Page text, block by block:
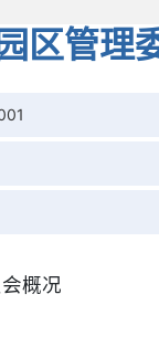
区管理
概况